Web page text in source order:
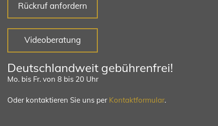
Rückruf anfordern
Videoberatung
Deutschlandweit gebührenfrei!
Mo. bis Fr. von 8 bis 20 Uhr
Oder kontaktieren Sie uns per Kontaktformular.